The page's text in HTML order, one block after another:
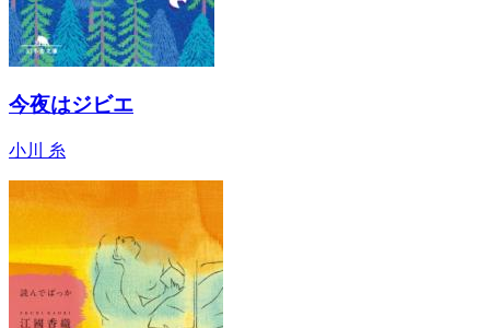
今夜はジビエ
小川 糸